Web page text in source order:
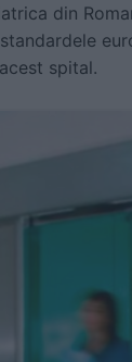
din
spital.